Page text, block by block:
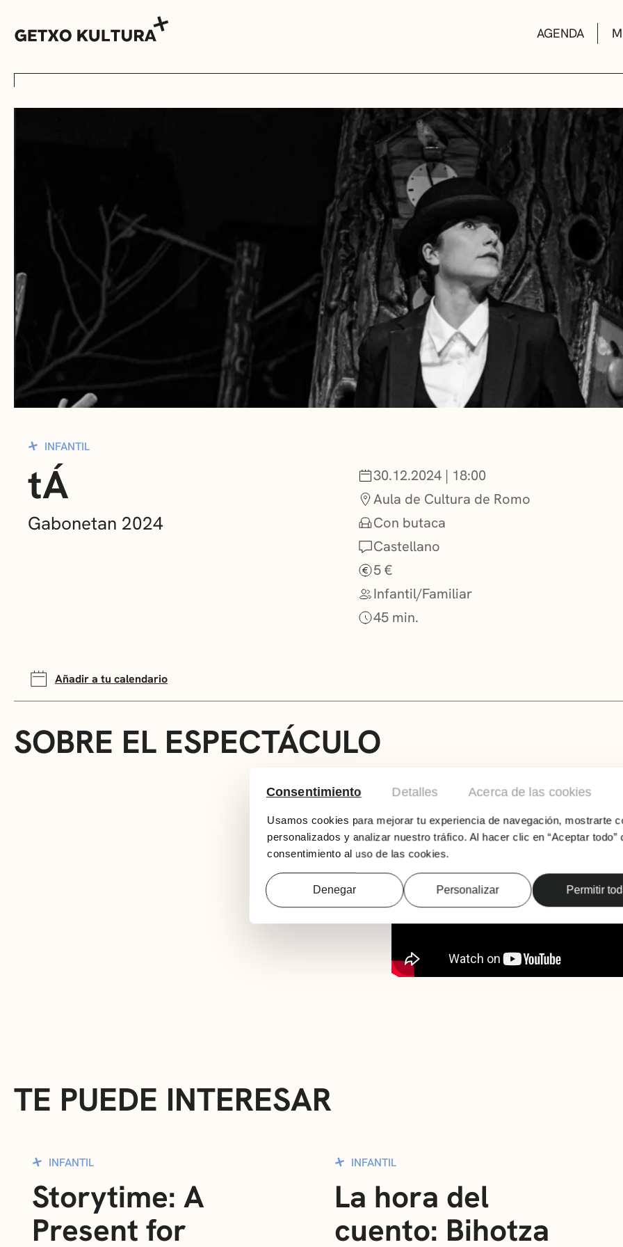
Consentimiento Detalles Acerca de las cookies
Usamos cookies para mejorar tu experiencia de navegación, mostrarte
personalizados y analizar nuestro tráfico. Al hacer clic en “Aceptar todo”
consentimiento al uso de las cookies.
Denegar Personalizar Permitir
AGENDA
MUXIKEBARRI
CONTACTO
ENTRADAS
AULAS DE
BIBLIOTECAS
ESCUELA DE
NOTICIAS
GETXO
INFANTIL
tÁ
Gabonetan 2024
30.12.2024 | 18:00
Aula de Cultura de Romo
Con butaca
Castellano
5 €
Infantil/Familiar
45 min.
Añadir a tu calendario
SOBRE EL ESPECTÁCULO
danza y teatro llena de realismo mágico.
solo los movimientos corporales y las
bosque… Bailando.
TE PUEDE INTERESAR
INFANTIL
Storytime: A
Present for
INFANTIL
La hora del
cuento: Bihotza